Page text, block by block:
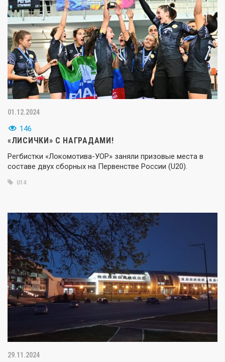
01.12.2024
146
«ЛИСИЧКИ» С НАГРАДАМИ!
Регбистки «Локомотива-УОР» заняли призовые места в
составе двух сборных на Первенстве России (U20).
U14
29.11.2024